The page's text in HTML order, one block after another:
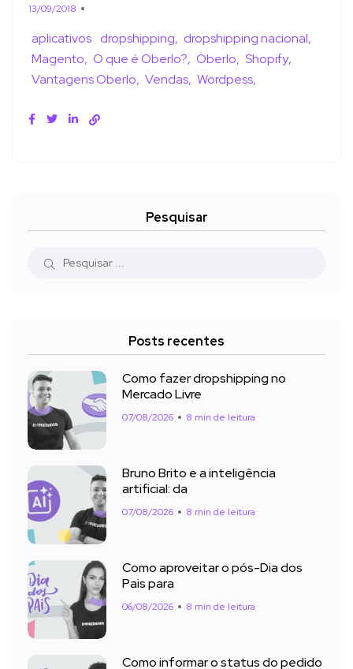
13/09/2018
aplicativos dropshipping
dropshipping nacional
Magento O que é Oberlo? Oberlo Shopify
Vantagens Oberlo Vendas Wordpess
Pesquisar
Posts recentes
Como fazer dropshipping no
Mercado Livre
07/08/2026 8 min de leitura
Bruno Brito e a inteligência
artificial: da
07/08/2026 8 min de leitura
Como aproveitar o pós-Dia dos
Pais para
06/08/2026 8 min de leitura
Como informar o status do pedido